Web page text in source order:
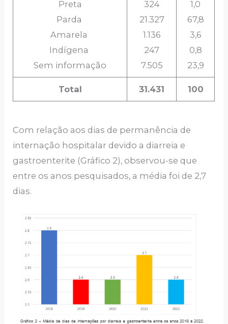
Preta
Parda
Amarela
Indígena
Sem informação
324
21.327
1.136
247
7.505
1,0
67,8
3,6
0,8
23,9
Total 31.431 100
Com relação aos dias de permanência de
internação hospitalar devido a diarreia e
gastroenterite (Gráfico 2), observou-se que
entre os anos pesquisados, a média foi de 2,7
dias.